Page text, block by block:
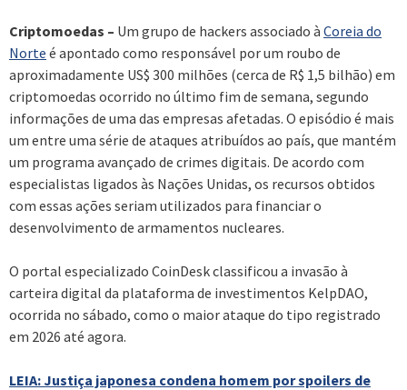
Criptomoedas – Um grupo de hackers associado à Coreia do
Norte é apontado como responsável por um roubo de
aproximadamente US$ 300 milhões (cerca de R$ 1,5 bilhão) em
criptomoedas ocorrido no último fim de semana, segundo
informações de uma das empresas afetadas. O episódio é mais
um entre uma série de ataques atribuídos ao país, que mantém
um programa avançado de crimes digitais. De acordo com
especialistas ligados às Nações Unidas, os recursos obtidos
com essas ações seriam utilizados para financiar o
desenvolvimento de armamentos nucleares.
O portal especializado CoinDesk classificou a invasão à
carteira digital da plataforma de investimentos KelpDAO,
ocorrida no sábado, como o maior ataque do tipo registrado
em 2026 até agora.
LEIA: Justiça japonesa condena homem por spoilers de